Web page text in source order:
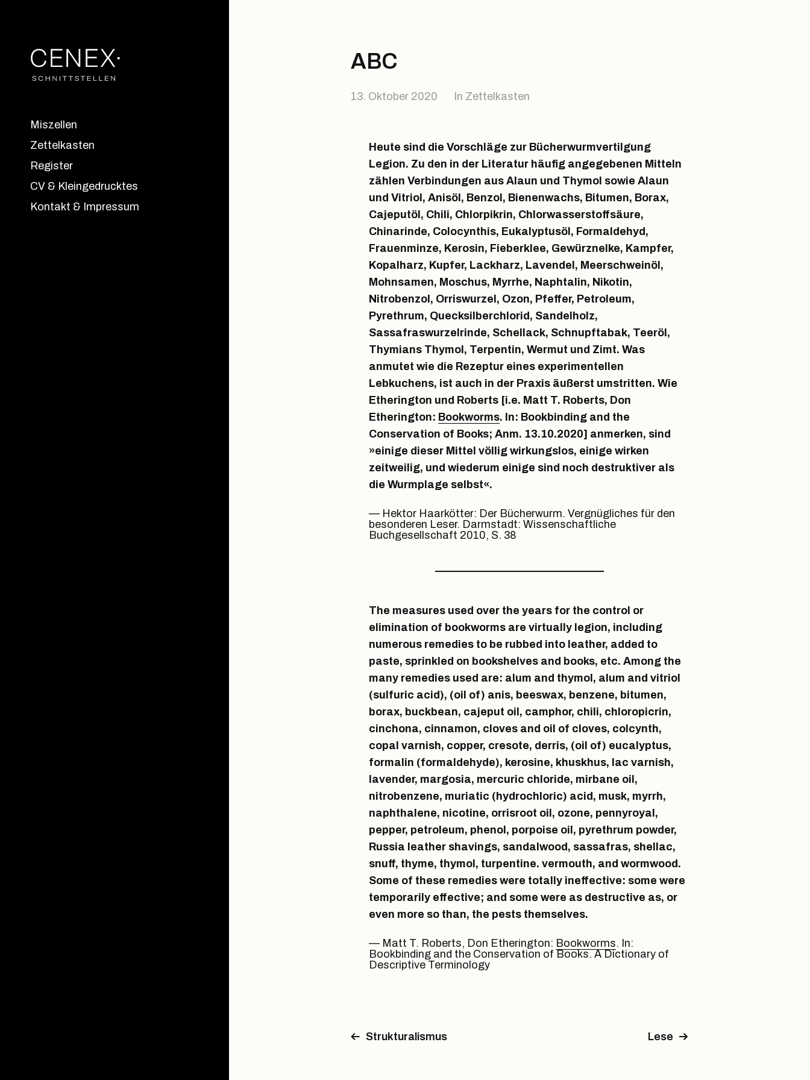
Miszellen
Zettelkasten
Register
CV & Kleingedrucktes
Kontakt & Impressum
ABC
13. Oktober 2020 In Zettelkasten
Heute sind die Vorschläge zur Bücherwurmvertilgung
Legion. Zu den in der Literatur häufig angegebenen Mitteln
zählen Verbindungen aus Alaun und Thymol sowie Alaun
und Vitriol, Anisöl, Benzol, Bienenwachs, Bitumen, Borax,
Cajeputöl, Chili, Chlorpikrin, Chlorwasserstoffsäure,
Chinarinde, Colocynthis, Eukalyptusöl, Formaldehyd,
Frauenminze, Kerosin, Fieberklee, Gewürznelke, Kampfer,
Kopalharz, Kupfer, Lackharz, Lavendel, Meerschweinöl,
Mohnsamen, Moschus, Myrrhe, Naphtalin, Nikotin,
Nitrobenzol, Orriswurzel, Ozon, Pfeffer, Petroleum,
Pyrethrum, Quecksilberchlorid, Sandelholz,
Sassafraswurzelrinde, Schellack, Schnupftabak, Teeröl,
Thymians Thymol, Terpentin, Wermut und Zimt. Was
anmutet wie die Rezeptur eines experimentellen
Lebkuchens, ist auch in der Praxis äußerst umstritten. Wie
Etherington und Roberts [i.e. Matt T. Roberts, Don
Etherington: Bookworms. In: Bookbinding and the
Conservation of Books; Anm. 13.10.2020] anmerken, sind
»einige dieser Mittel völlig wirkungslos, einige wirken
zeitweilig, und wiederum einige sind noch destruktiver als
die Wurmplage selbst«.
Hektor Haarkötter: Der Bücherwurm. Vergnügliches für den
besonderen Leser. Darmstadt: Wissenschaftliche
Buchgesellschaft 2010, S. 38
The measures used over the years for the control or
elimination of bookworms are virtually legion, including
numerous remedies to be rubbed into leather, added to
paste, sprinkled on bookshelves and books, etc. Among the
many remedies used are: alum and thymol, alum and vitriol
(sulfuric acid), (oil of) anis, beeswax, benzene, bitumen,
borax, buckbean, cajeput oil, camphor, chili, chloropicrin,
cinchona, cinnamon, cloves and oil of cloves, colcynth,
copal varnish, copper, cresote, derris, (oil of) eucalyptus,
formalin (formaldehyde), kerosine, khuskhus, lac varnish,
lavender, margosia, mercuric chloride, mirbane oil,
nitrobenzene, muriatic (hydrochloric) acid, musk, myrrh,
naphthalene, nicotine, orrisroot oil, ozone, pennyroyal,
pepper, petroleum, phenol, porpoise oil, pyrethrum powder,
Russia leather shavings, sandalwood, sassafras, shellac,
snuff, thyme, thymol, turpentine. vermouth, and wormwood.
Some of these remedies were totally ineffective: some were
temporarily effective; and some were as destructive as, or
even more so than, the pests themselves.
Matt T. Roberts, Don Etherington: Bookworms. In:
Bookbinding and the Conservation of Books. A Dictionary of
Descriptive Terminology
Strukturalismus Lese